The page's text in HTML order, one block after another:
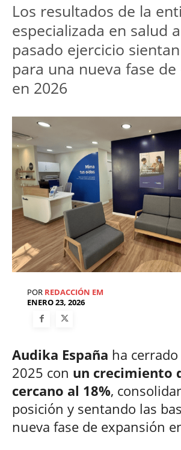
Los resultados de la
especializada en salud
pasado ejercicio
para una nueva fase
en 2026
POR REDACCIÓN EM
ENERO 23, 2026
Audika España ha
2025 con un crecimiento
cercano al 18%,
posición y sentando las
nueva fase de expansión